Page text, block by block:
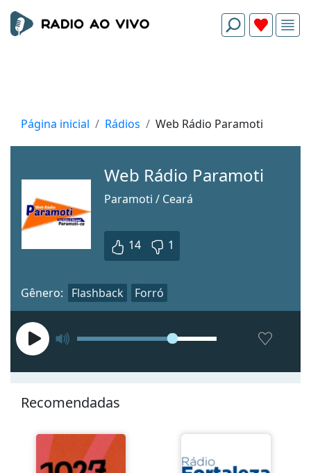
Página inicial Rádios Web Rádio Paramoti
Web Rádio Paramoti
Paramoti / Ceará
14 1
Gênero: Flashback Forró
Recomendadas